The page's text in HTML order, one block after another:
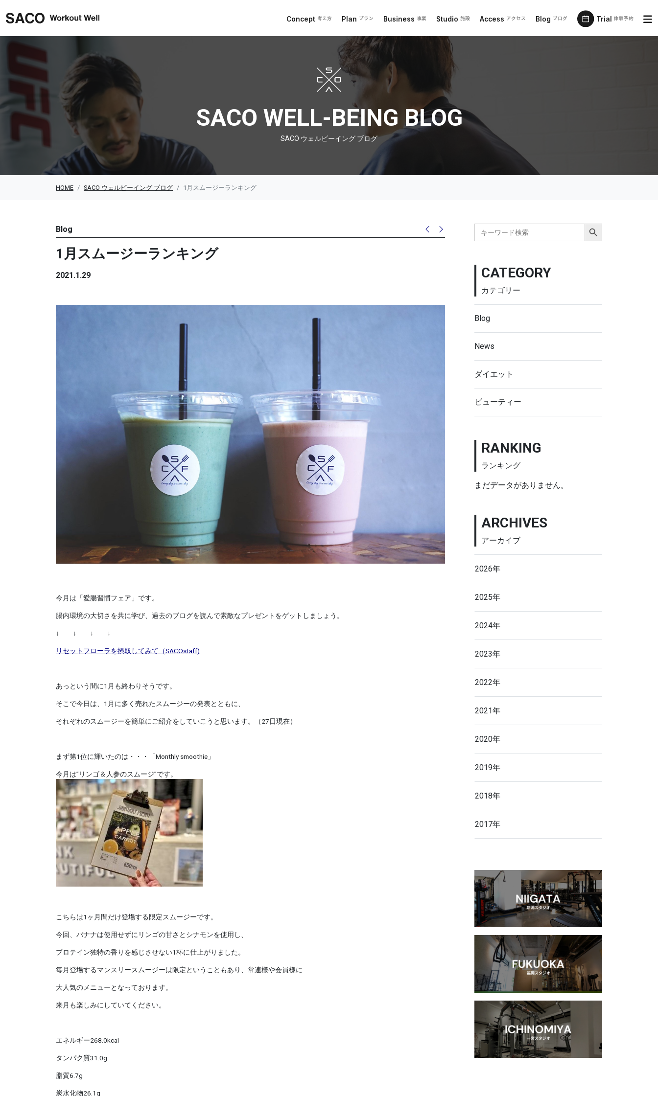
Concept 考え方 Plan プラン Business 事業 Studio 施設 Access アクセス Blog ブログ Trial 体験予約
SACO ウェルビーイング ブログ
SACO WELL-BEING BLOG
SACO ウェルビーイング ブログ
HOME SACO ウェルビーイング ブログ 1月スムージーランキング
Blog
1月スムージーランキング
2021.1.29
今月は「愛腸習慣フェア」です。
腸内環境の大切さを共に学び、過去のブログを読んで素敵なプレゼントをゲットしましょう。
↓ ↓ ↓ ↓
リセットフローラを摂取してみて（SACOstaff)
あっという間に1月も終わりそうです。
そこで今日は、1月に多く売れたスムージーの発表とともに、
それぞれのスムージーを簡単にご紹介をしていこうと思います。（27日現在）
まず第1位に輝いたのは・・・「Monthly smoothie」
今月は”リンゴ＆人参のスムージ”です。
こちらは1ヶ月間だけ登場する限定スムージーです。
今回、バナナは使用せずにリンゴの甘さとシナモンを使用し、
プロテイン独特の香りを感じさせない1杯に仕上がりました。
毎月登場するマンスリースムージーは限定ということもあり、常連様や会員様に
大人気のメニューとなっております。
来月も楽しみにしていてください。
エネルギー268.0kcal
タンパク質31.0g
脂質6.7g
炭水化物26.1g
Search
for:
Search Button
CATEGORY
カテゴリー
Blog
News
ダイエット
ビューティー
RANKING
ランキング
まだデータがありません。
ARCHIVES
アーカイブ
2026年
2025年
2024年
2023年
2022年
2021年
2020年
2019年
2018年
2017年